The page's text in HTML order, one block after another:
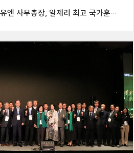
[2026-06-08] 반기문 전 유엔 사무총장, 알제리 최고 국가훈장 수훈… 테분 대통령의 리더십과 알제리의 글로벌 지속가능발전 비전 평가